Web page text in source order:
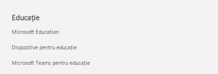
Educație
Microsoft Education
Dispozitive pentru educație
Microsoft Teams pentru educație